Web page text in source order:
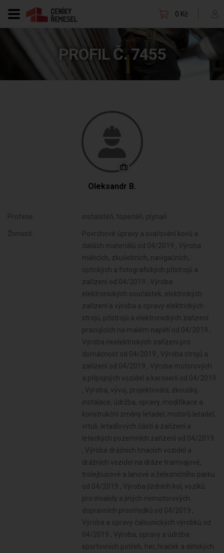
0 Kč
PROFIL Č. 7455
Oleksandr B.
Profese: instalatéři, topenáři, plynaři
Živnosti: Povrchové úpravy a svařování kovů a dalších materiálů od 04/2019 , Výroba měřicích, zkušebních, navigačních, optických a fotografických přístrojů a zařízení od 04/2019 , Výroba elektronických součástek, elektrických zařízení a výroba a opravy elektrických strojů, přístrojů a elektronických zařízení pracujících na malém napětí od 04/2019 , Výroba neelektrických zařízení pro domácnost od 04/2019 , Výroba strojů a zařízení od 04/2019 , Výroba motorových a přípojných vozidel a karoserií od 04/2019 , Výroba, vývoj, projektování, zkoušky, instalace, údržba, opravy, modifikace a konstrukční změny letadel, motorů letadel, vrtulí, letadlových částí a zařízení a leteckých pozemních zařízení od 04/2019 , Výroba drážních hnacích vozidel a drážních vozidel na dráze tramvajové, trolejbusové a lanové a železničního parku od 04/2019 , Výroba jízdních kol, vozíků pro invalidy a jiných nemotorových dopravních prostředků od 04/2019 , Výroba a opravy čalounických výrobků od 04/2019 , Výroba, opravy a údržba sportovních potřeb, her, hraček a dětských kočárků od 04/2019 , Velkoobchod a maloobchod od 04/2019 , Výroba zdravotnických prostředků od 04/2019 , Zastavárenská činnost a maloobchod s použitým zbožím od 04/2019 , Výroba a opravy zdrojů ionizujícího záření od 04/2019 , Údržba motorových vozidel a jejich příslušenství od 04/2019 , Potrubní a pozemní doprava (vyjma železniční a silniční motorové dopravy) od 04/2019 , Skladování, balení zboží, manipulace s nákladem a technické činnosti v dopravě od 04/2019 , Výroba dalších výrobků zpracovatelského průmyslu od 04/2019 , Provozování vodovodů a kanalizací a úprava a rozvod vody od 04/2019 , Ubytovací služby od 04/2019 , Nakládání s odpady (vyjma nebezpečných) od 04/2019 , Poskytování služeb osobního charakteru a pro osobní hygienu od 04/2019 , Poskytování software, poradenství v oblasti informačních technologií, zpracování dat, hostingové a související činnosti a webové portály od 04/2019 , Přípravné a dokončovací stavební práce, specializované stavební činnosti od 04/2019 , Činnost informačních a zpravodajských kanceláří od 04/2019 , Pronájem a půjčování věcí movitých od 04/2019 , Zprostředkování obchodu a služeb od 04/2019 , Projektování pozemkových úprav od 04/2019 , Příprava a vypracování technických návrhů, grafické a kresličské práce od 04/2019 , Projektování elektrických zařízení od 04/2019 , Výzkum a vývoj v oblasti přírodních a technických věd nebo společenských věd od 04/2019 , Testování, měření, analýzy a kontroly od 04/2019 , Reklamní činnost, marketing, mediální zastoupení od 04/2019 , Návrhářská, designérská, aranžérská činnost a modeling od 04/2019 , Překladatelská a tlumočnická činnost od 04/2019 , Fotografické služby od 04/2019 , Mimoškolní výchova a vzdělávání, pořádání kurzů, školení, včetně lektorské činnosti od 04/2019 , Provozování kulturních, kulturně-vzdělávacích a zábavních zařízení, pořádání kulturních produkcí, zábav, výstav, veletrhů, přehlídek, prodejních a obdobných akcí od 04/2019 , Provozování tělovýchovných a sportovních zařízení a organizování sportovní činnosti od 04/2019 , Praní pro domácnost, žehlení, opravy a údržba oděvů, bytového textilu a osobního zboží od 04/2019 , Poskytování technických služeb od 04/2019 , Opravy a údržba potřeb pro domácnost, předmětů kulturní povahy, výrobků jemné mechaniky, optických přístrojů a měřidel od 04/2019 , Poskytování služeb pro rodinu a domácnost od 04/2019 , Výroba, obchod a služby jinde nezařazené od 04/2019 , Poskytování služeb pro zemědělství, zahradnictví, rybníkářství, lesnictví a myslivost od 04/2019 , Diagnostická, zkušební a poradenská činnost v ochraně rostlin a ošetřování rostlin, rostlinných produktů, objektů a půdy proti škodlivým organismům přípravky na ochranu rostlin nebo biocidními přípravky od 04/2019 , Nakládání s reprodukčním materiálem lesních dřevin od 04/2019 , Chov zvířat a jejich výcvik (s výjimkou živočišné výroby) od 04/2019 , Úprava nerostů, dobývání rašeliny a bahna od 04/2019 , Pěstitelské pálení od 04/2019 ,